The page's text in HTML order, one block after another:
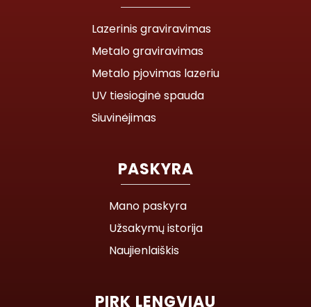
Lazerinis graviravimas
Metalo graviravimas
Metalo pjovimas lazeriu
UV tiesioginė spauda
Siuvinėjimas
PASKYRA
Mano paskyra
Užsakymų istorija
Naujienlaiškis
PIRK LENGVIAU